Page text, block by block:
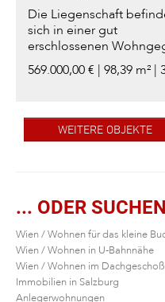
Die Liegenschaft
sich in einer gut
erschlossenen
des 10. Bezirks...
569.000,00 € | 98,39 m² |
WEITERE OBJEKTE
... ODER
Wien / Wohnen für das kleine
Wien / Wohnen in U-Bahnnähe
Wien / Wohnen im Dachgeschoß
Immobilien in Salzburg
Anlegerwohnungen